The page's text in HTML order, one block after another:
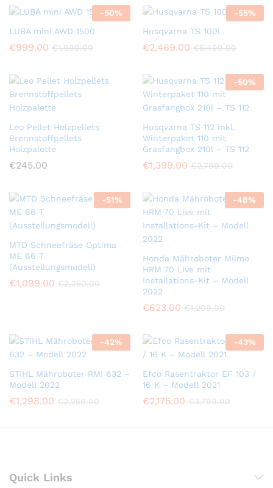
-50%
LUBA mini AWD 1500
€999.00 €1,999.00
-55%
Husqvarna TS 100i
€2,469.00 €5,499.00
Leo Pellet Holzpellets
Brennstoffpellets
Holzpalette
€245.00
-50%
Husqvarna TS 112 inkl.
Winterpaket 110 mit
Grasfangbox 210l – TS 112
€1,399.00 €2,799.00
-51%
MTD Schneefräse Optima
ME 66 T
(Ausstellungsmodell)
€1,099.00 €2,250.00
-48%
Honda Mähroboter Miimo
HRM 70 Live mit
Installations-Kit – Modell
2022
€623.00 €1,209.00
-42%
STIHL Mähroboter RMI 632 –
Modell 2022
€1,298.00 €2,256.00
-43%
Efco Rasentraktor EF 103 /
16 K – Modell 2021
€2,175.00 €3,799.00
Quick Links